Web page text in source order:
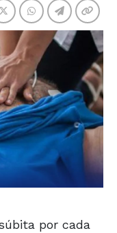
por cada